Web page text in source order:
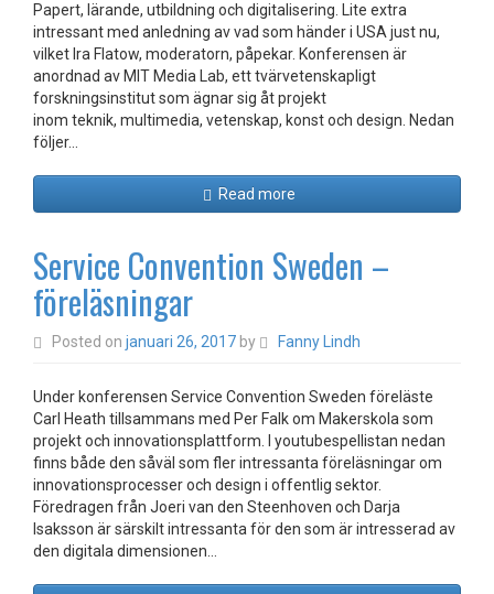
Papert, lärande, utbildning och digitalisering. Lite extra
intressant med anledning av vad som händer i USA just nu,
vilket Ira Flatow, moderatorn, påpekar. Konferensen är
anordnad av MIT Media Lab, ett tvärvetenskapligt
forskningsinstitut som ägnar sig åt projekt
inom teknik, multimedia, vetenskap, konst och design. Nedan
följer…
Read more
Service Convention Sweden –
föreläsningar
Posted on januari 26, 2017 by Fanny Lindh
Under konferensen Service Convention Sweden föreläste
Carl Heath tillsammans med Per Falk om Makerskola som
projekt och innovationsplattform. I youtubespellistan nedan
finns både den såväl som fler intressanta föreläsningar om
innovationsprocesser och design i offentlig sektor.
Föredragen från Joeri van den Steenhoven och Darja
Isaksson är särskilt intressanta för den som är intresserad av
den digitala dimensionen…